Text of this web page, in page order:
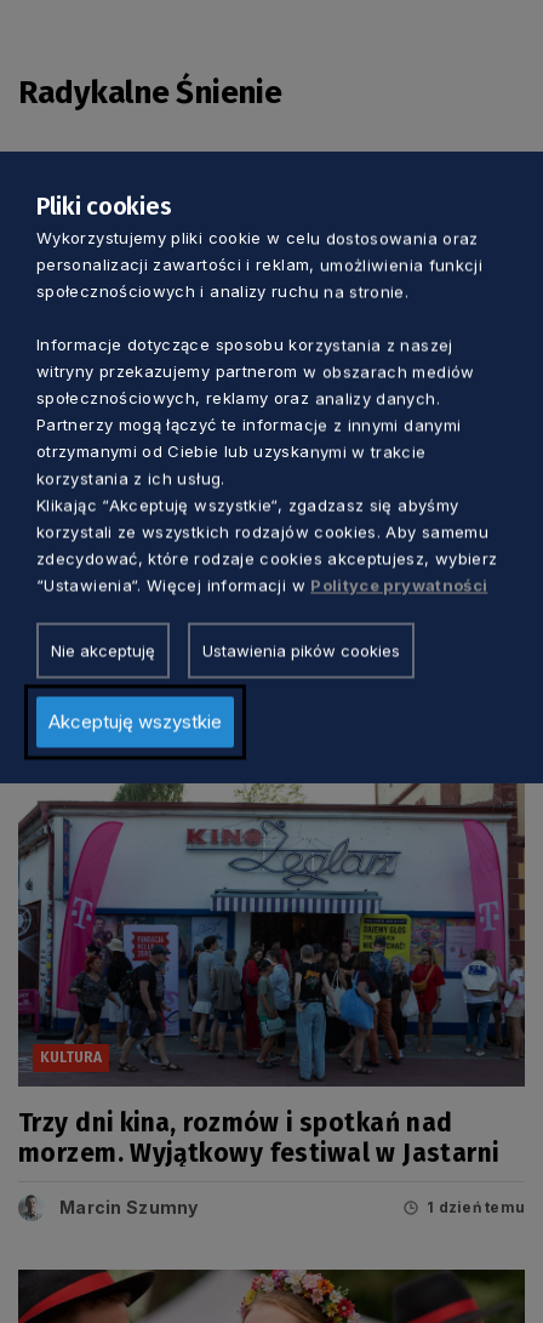
Radykalne Śnienie
Przyszłości, prowadzonego przez Instytut
Kultury Miejskiej i infuture.instiute jest sesja
Radykalnego Śnienia. Jednym z efektów
prowadzonego procesu foresightowego
przewidywania pozwalająca na przygotowanie
się do nadchodzących zmian) będą scenariusze
przyszłości dla Gdańska. Perspektywa
czasowa przyjęta w ramach badań to 50 lat.
Zobacz również
KULTURA
Trzy dni kina, rozmów i spotkań nad
morzem. Wyjątkowy festiwal w Jastarni
Marcin Szumny 1 dzień temu
Pliki cookies
Wykorzystujemy pliki cookie w celu dostosowania oraz
personalizacji zawartości i reklam, umożliwienia funkcji
społecznościowych i analizy ruchu na stronie.
Informacje dotyczące sposobu korzystania z naszej
witryny przekazujemy partnerom w obszarach mediów
społecznościowych, reklamy oraz analizy danych.
Partnerzy mogą łączyć te informacje z innymi danymi
otrzymanymi od Ciebie lub uzyskanymi w trakcie
korzystania z ich usług.
Klikając “Akceptuję wszystkie“, zgadzasz się abyśmy
korzystali ze wszystkich rodzajów cookies. Aby samemu
zdecydować, które rodzaje cookies akceptujesz, wybierz
“Ustawienia“. Więcej informacji w Polityce prywatności
Nie akceptuję Ustawienia pików cookies
Akceptuję wszystkie